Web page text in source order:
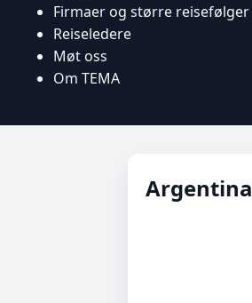
Firmaer og større reisefølger
Reiseledere
Møt oss
Om TEMA
Argentina